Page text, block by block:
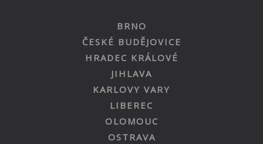
BRNO
ČESKÉ BUDĚJOVICE
HRADEC KRÁLOVÉ
JIHLAVA
KARLOVY VARY
LIBEREC
OLOMOUC
OSTRAVA